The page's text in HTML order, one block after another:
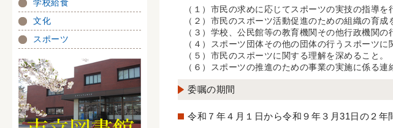
（１）市民の求めに応じてスポーツの実技の指導を
（２）市民のスポーツ活動促進のための組織の育成
（３）学校、公民館等の教育機関その他行政機関
（４）スポーツ団体その他の団体の行うスポーツ
（５）市民のスポーツに関する理解を深めること。
（６）スポーツの推進のための事業の実施に係る連
委嘱の期間
令和７年４月１日から令和９年３月31日の２年
学校給食
文化
スポーツ